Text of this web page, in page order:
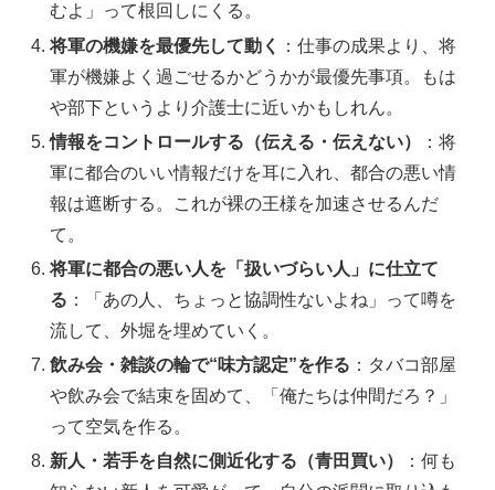
むよ」って根回しにくる。
将軍の機嫌を最優先して動く
：仕事の成果より、将
軍が機嫌よく過ごせるかどうかが最優先事項。もは
や部下というより介護士に近いかもしれん。
情報をコントロールする（伝える・伝えない）
：将
軍に都合のいい情報だけを耳に入れ、都合の悪い情
報は遮断する。これが裸の王様を加速させるんだ
て。
将軍に都合の悪い人を「扱いづらい人」に仕立て
る ：「あの人、ちょっと協調性ないよね」って噂を
流して、外堀を埋めていく。
飲み会・雑談の輪で“味方認定”を作る ：タバコ部屋
や飲み会で結束を固めて、「俺たちは仲間だろ？」
って空気を作る。
新人・若手を自然に側近化する（青田買い）
：何も